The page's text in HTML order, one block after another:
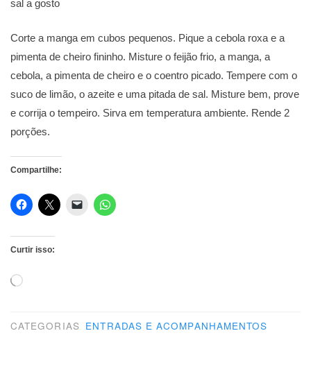
sal a gosto
Corte a manga em cubos pequenos. Pique a cebola roxa e a
pimenta de cheiro fininho. Misture o feijão frio, a manga, a
cebola, a pimenta de cheiro e o coentro picado. Tempere com o
suco de limão, o azeite e uma pitada de sal. Misture bem, prove
e corrija o tempeiro. Sirva em temperatura ambiente. Rende 2
porções.
Compartilhe:
Curtir isso:
Carregando...
CATEGORIAS ENTRADAS E ACOMPANHAMENTOS